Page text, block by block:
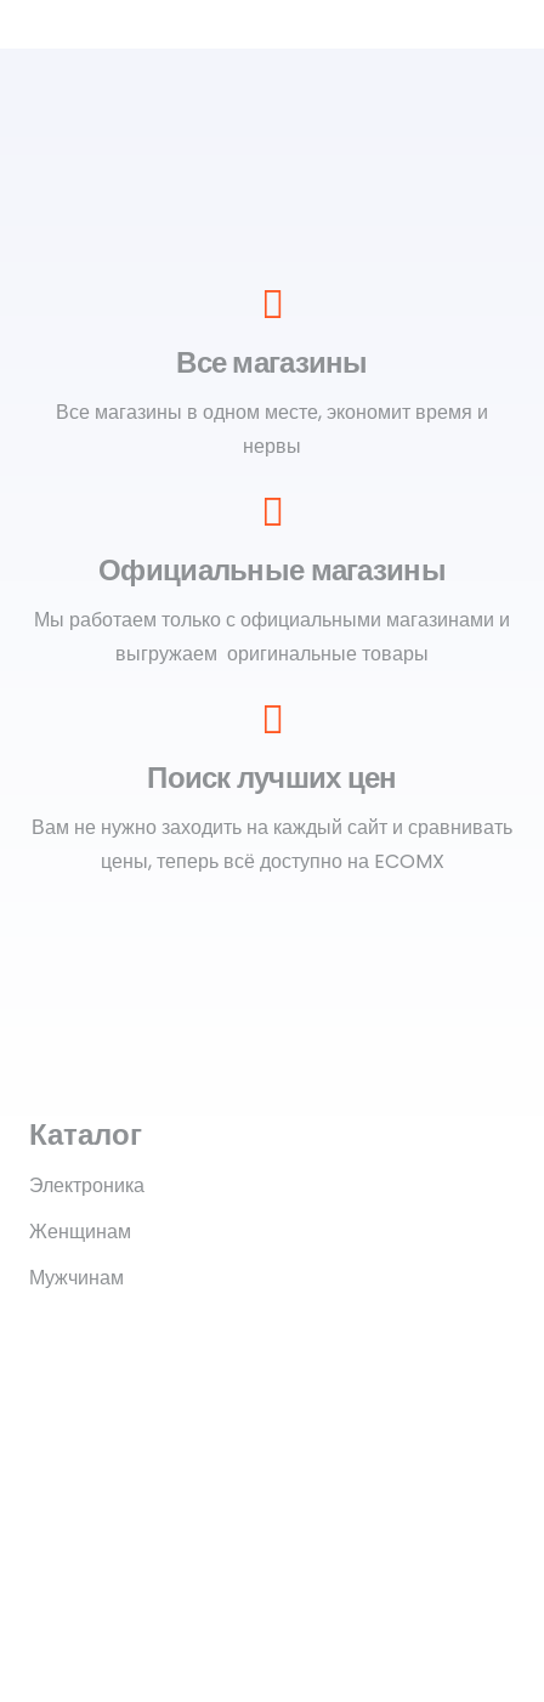
Все магазины
Все магазины в одном месте, экономит время и
нервы
Официальные магазины
Мы работаем только с официальными магазинами и
выгружаем оригинальные товары
Поиск лучших цен
Вам не нужно заходить на каждый сайт и сравнивать
цены, теперь всё доступно на ECOMX
Каталог
Электроника
Женщинам
Мужчинам